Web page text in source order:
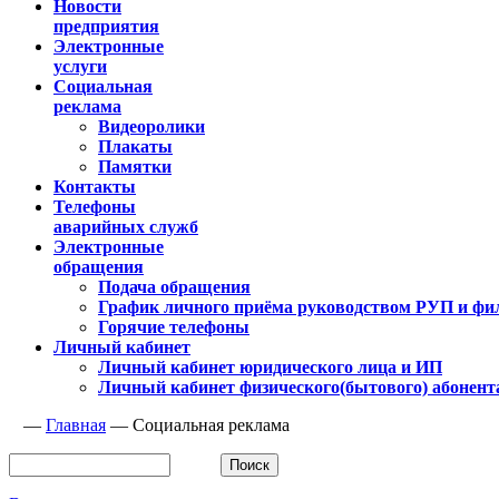
Новости
предприятия
Электронные
услуги
Социальная
реклама
Видеоролики
Плакаты
Памятки
Контакты
Телефоны
аварийных служб
Электронные
обращения
Подача обращения
График личного приёма руководством РУП и
Горячие телефоны
Личный кабинет
Личный кабинет юридического лица и ИП
Личный кабинет физического(бытового)
— Главная — Социальная реклама